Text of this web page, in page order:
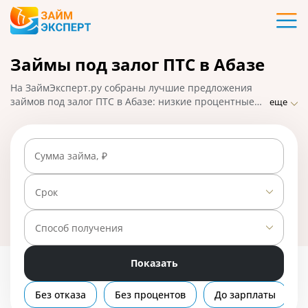
Карты
Кредиты
Ипотека
Займы
Вклады
Бизнес
Займы под залог ПТС в Абазе
На ЗаймЭксперт.ру собраны лучшие предложения
займов под залог ПТС в Абазе: низкие процентные
большую сумму, подайте заявку онлайн и получите
ответ от МФО. На 01.05.2025 вам доступно 5
предложений со ставкой от 0% в день.
еще
Сумма займа, ₽
Срок
Способ получения
Показать
Без отказа Без процентов До зарплаты